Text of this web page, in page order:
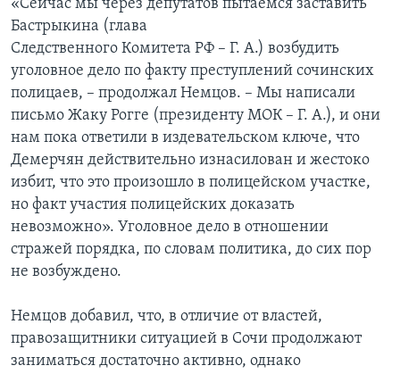
«Сейчас мы через депутатов пытаемся заставить
Бастрыкина (глава
Следственного Комитета РФ – Г. А.) возбудить
уголовное дело по факту преступлений сочинских
полицаев, – продолжал Немцов. – Мы написали
письмо Жаку Рогге (президенту МОК – Г. А.), и они
нам пока ответили в издевательском ключе, что
Демерчян действительно изнасилован и жестоко
избит, что это произошло в полицейском участке,
но факт участия полицейских доказать
невозможно». Уголовное дело в отношении
стражей порядка, по словам политика, до сих пор
не возбуждено.
Немцов добавил, что, в отличие от властей,
правозащитники ситуацией в Сочи продолжают
заниматься достаточно активно, однако